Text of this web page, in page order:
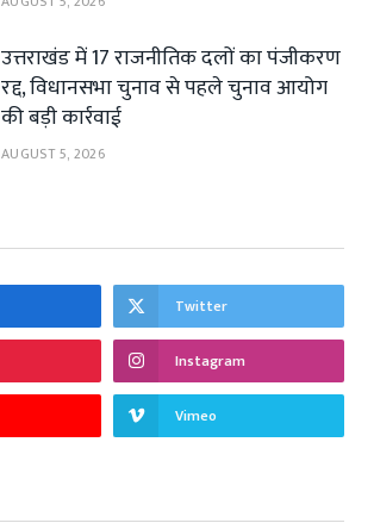
उत्तराखंड में 17 राजनीतिक दलों का पंजीकरण
रद्द, विधानसभा चुनाव से पहले चुनाव आयोग
की बड़ी कार्रवाई
AUGUST 5, 2026
Twitter
Instagram
Vimeo